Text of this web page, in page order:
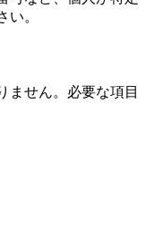
い。
ません。必要な項目